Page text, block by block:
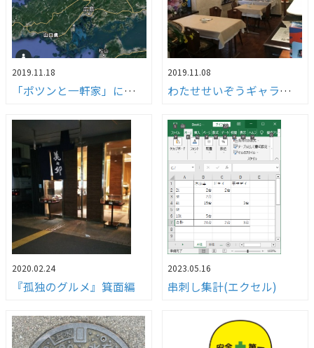
2019.11.18
「ポツンと一軒家」に故郷が登場！！
2019.11.08
わたせせいぞうギャラリー武庫之荘withダ・ヴィンチ」へ行ってきました！！
2020.02.24
『孤独のグルメ』箕面編
2023.05.16
串刺し集計(エクセル)